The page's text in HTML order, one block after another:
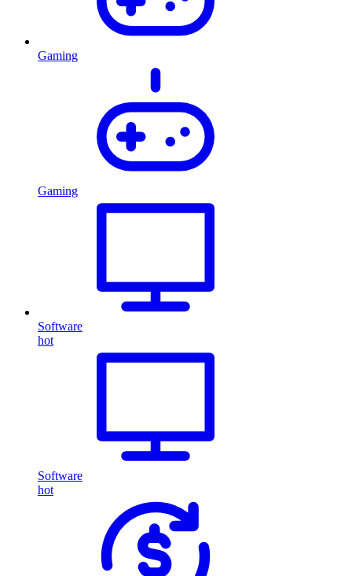
Gaming
Gaming
Software
hot
Software
hot